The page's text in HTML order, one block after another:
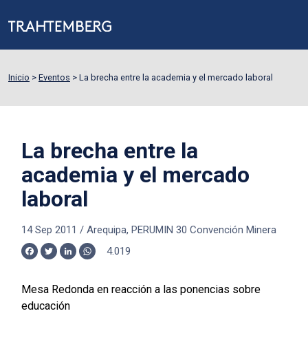
Inicio > Eventos > La brecha entre la academia y el mercado laboral
La brecha entre la
academia y el mercado
laboral
14 Sep 2011 / Arequipa, PERUMIN 30 Convención Minera
Facebook
TwitterLinkedInWhatsApp
4.019
Mesa Redonda en reacción a las ponencias sobre
educación